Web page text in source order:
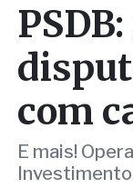
POLÍTICA
com